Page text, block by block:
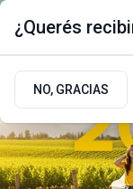
¿Querés
NO, GRACIAS